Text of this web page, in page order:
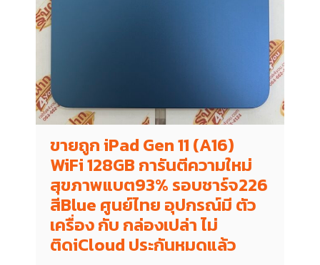
ขายถูก iPad Gen 11 (A16)
WiFi 128GB การันตีความใหม่
สุขภาพแบต93% รอบชาร์จ226
สีBlue ศูนย์ไทย อุปกรณ์มี ตัว
เครื่อง กับ กล่องเปล่า ไม่
ติดiCloud ประกันหมดแล้ว